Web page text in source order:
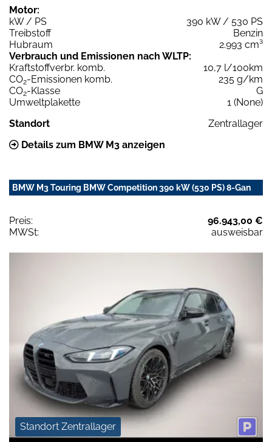
Motor:
kW / PS
390 kW / 530 PS
Treibstoff
Benzin
Hubraum
2.993 cm³
Verbrauch und Emissionen nach WLTP:
Kraftstoffverbr. komb.
10,7 l/100km
CO2-Emissionen komb.
235 g/km
CO2-Klasse
G
Umweltplakette
1 (None)
Standort
Zentrallager
Details zum BMW M3 anzeigen
BMW M3 Touring BMW Competition 390 kW (530 PS) 8-Gan
Preis:
96.943,00 €
MWSt:
ausweisbar
Standort Zentrallager